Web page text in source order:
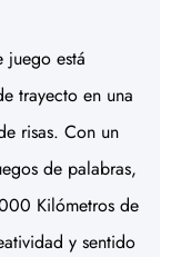
juego está
trayecto en una
risas. Con un
de palabras,
Kilómetros de
y sentido